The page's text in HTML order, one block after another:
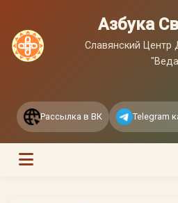
Азбука
Славянский Центр
Рассылка в ВК Telegram